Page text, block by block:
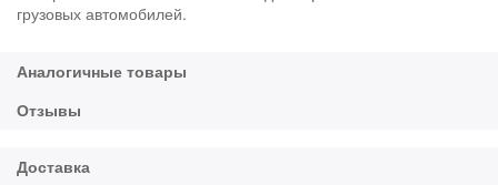
грузовых автомобилей.